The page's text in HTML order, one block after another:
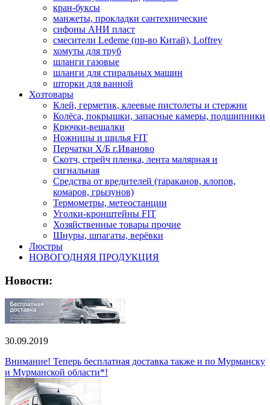
кран-буксы
манжеты, прокладки сантехнические
сифоны АНИ пласт
смесители Ledeme (пр-во Китай), Loffrey
хомуты для труб
шланги газовые
шланги для стиральных машин
шторки для ванной
Хозтовары
Клей, герметик, клеевые пистолеты и стержни
Колёса, покрышки, запасные камеры, подшипники
Крючки-вешалки
Ножницы и шилья FIT
Перчатки Х/Б г.Иваново
Скотч, стрейч пленка, лента малярная и
сигнальная
Средства от вредителей (тараканов, клопов,
комаров, грызунов)
Термометры, метеостанции
Уголки-кронштейны FIT
Хозяйственные товары прочие
Шнуры, шпагаты, верёвки
Люстры
НОВОГОДНЯЯ ПРОДУКЦИЯ
Новости:
30.09.2019
Внимание! Теперь бесплатная доставка также и по Мурманску
и Мурманской области*!